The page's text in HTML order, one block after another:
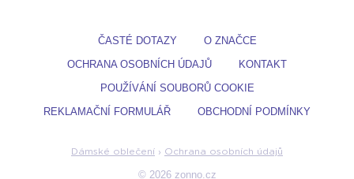
ČASTÉ DOTAZY
O ZNAČCE
OCHRANA OSOBNÍCH ÚDAJŮ
KONTAKT
POUŽÍVÁNÍ SOUBORŮ COOKIE
REKLAMAČNÍ FORMULÁŘ
OBCHODNÍ PODMÍNKY
Dámské oblečení › Ochrana osobních údajů
© 2026 zonno.cz